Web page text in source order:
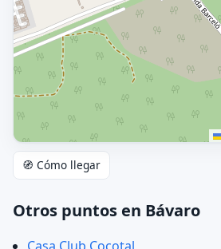
🧭 Cómo llegar
Otros puntos en Bávaro
Casa Club Cocotal